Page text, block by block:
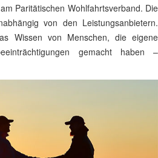
Paritätischen Wohlfahrtsverband. Die
von den Leistungsanbietern.
Wissen von Menschen, die eigene
gemacht haben –